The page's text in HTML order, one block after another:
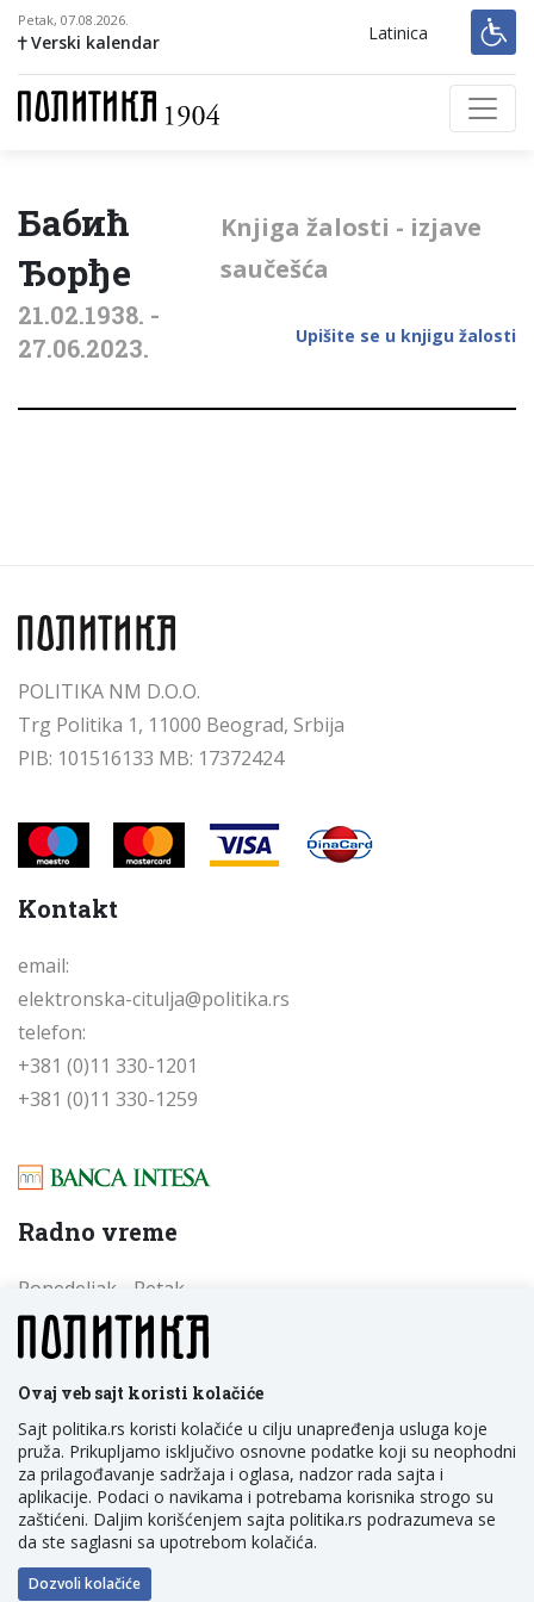
Petak, 07.08.2026.
Verski kalendar Latinica
Ovaj veb sajt koristi kolačiće
Sajt politika.rs koristi kolačiće u cilju unapređenja usluga koje
pruža. Prikupljamo isključivo osnovne podatke koji su neophodni
za prilagođavanje sadržaja i oglasa, nadzor rada sajta i
aplikacije. Podaci o navikama i potrebama korisnika strogo su
zaštićeni. Daljim korišćenjem sajta politika.rs podrazumeva se
da ste saglasni sa upotrebom kolačića.
Dozvoli kolačiće
Бабић
Ђорђе
Knjiga žalosti - izjave
saučešća
21.02.1938. -
27.06.2023.
Upišite se u knjigu žalosti
POLITIKA NM D.O.O.
Trg Politika 1, 11000 Beograd, Srbija
PIB: 101516133 MB: 17372424
Kontakt
email:
elektronska-citulja@politika.rs
telefon:
+381 (0)11 330-1201
+381 (0)11 330-1259
Radno vreme
Ponedeljak - Petak
od 09 do 17 časova
Subota - Nedelja
od 09 do 17 časova
POLITIKA NM D.O.O. Beograd, Trg Politika 1, Srbija
Developed by: